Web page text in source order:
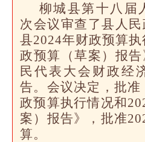
柳城县第十八届
次会议审查了县人
县2024年财政预算
政预算（草案）报
民代表大会财政经
告。会议决定，批准
政预算执行情况和
案）报告》，批准
算。